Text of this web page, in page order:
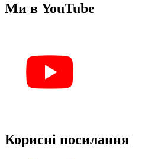
Ми в YouTube
Корисні посилання